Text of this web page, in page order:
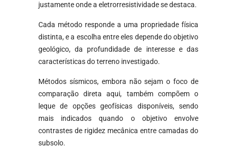
justamente onde a eletrorresistividade se destaca.
Cada método responde a uma propriedade física
distinta, e a escolha entre eles depende do objetivo
geológico, da profundidade de interesse e das
características do terreno investigado.
Métodos sísmicos, embora não sejam o foco de
comparação direta aqui, também compõem o
leque de opções geofísicas disponíveis, sendo
mais indicados quando o objetivo envolve
contrastes de rigidez mecânica entre camadas do
subsolo.